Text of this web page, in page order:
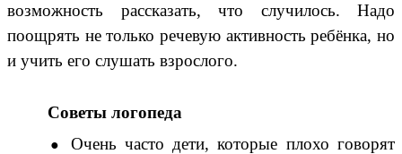
возможность рассказать, что случилось. Надо
поощрять не только речевую активность ребёнка, но
и учить его слушать взрослого.
Советы логопеда
Очень часто дети, которые плохо говорят